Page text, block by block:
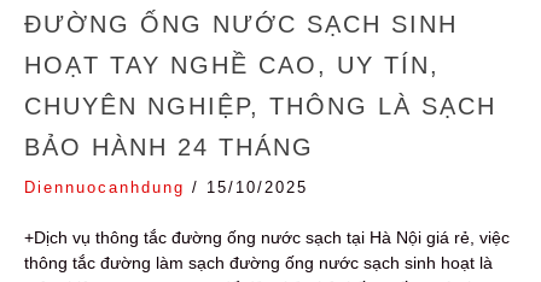
ĐƯỜNG ỐNG NƯỚC SẠCH SINH
HOẠT TAY NGHỀ CAO, UY TÍN,
CHUYÊN NGHIỆP, THÔNG LÀ SẠCH
BẢO HÀNH 24 THÁNG
Diennuocanhdung / 15/10/2025
+Dịch vụ thông tắc đường ống nước sạch tại Hà Nội giá rẻ, việc
thông tắc đường làm sạch đường ống nước sạch sinh hoạt là